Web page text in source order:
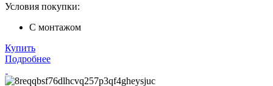
Условия покупки:
С монтажом
Купить
Подробнее